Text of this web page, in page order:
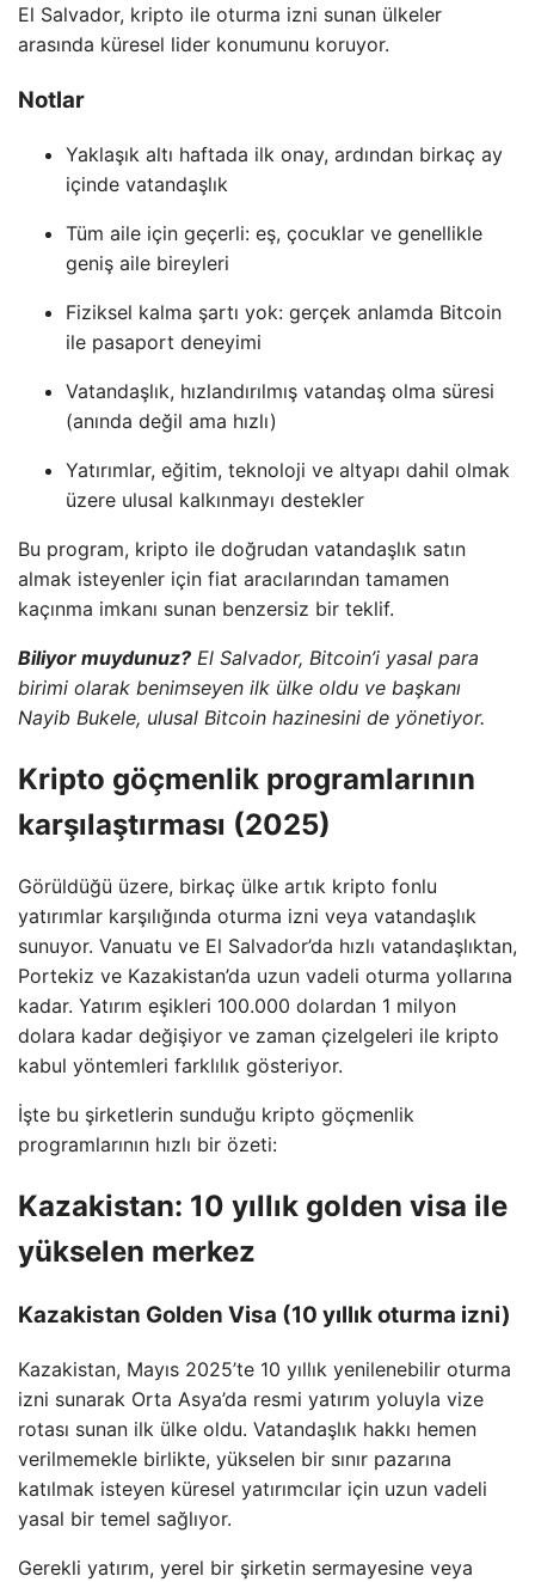
El Salvador, kripto ile oturma izni sunan ülkeler
arasında küresel lider konumunu koruyor.
Notlar
Yaklaşık altı haftada ilk onay, ardından birkaç ay
içinde vatandaşlık
Tüm aile için geçerli: eş, çocuklar ve genellikle
geniş aile bireyleri
Fiziksel kalma şartı yok: gerçek anlamda Bitcoin
ile pasaport deneyimi
Vatandaşlık, hızlandırılmış vatandaş olma süresi
(anında değil ama hızlı)
Yatırımlar, eğitim, teknoloji ve altyapı dahil olmak
üzere ulusal kalkınmayı destekler
Bu program, kripto ile doğrudan vatandaşlık satın
almak isteyenler için fiat aracılarından tamamen
kaçınma imkanı sunan benzersiz bir teklif.
Biliyor muydunuz? El Salvador, Bitcoin’i yasal para
birimi olarak benimseyen ilk ülke oldu ve başkanı
Nayib Bukele, ulusal Bitcoin hazinesini de yönetiyor.
Kripto göçmenlik programlarının
karşılaştırması (2025)
Görüldüğü üzere, birkaç ülke artık kripto fonlu
yatırımlar karşılığında oturma izni veya vatandaşlık
sunuyor. Vanuatu ve El Salvador’da hızlı vatandaşlıktan,
Portekiz ve Kazakistan’da uzun vadeli oturma yollarına
kadar. Yatırım eşikleri 100.000 dolardan 1 milyon
dolara kadar değişiyor ve zaman çizelgeleri ile kripto
kabul yöntemleri farklılık gösteriyor.
İşte bu şirketlerin sunduğu kripto göçmenlik
programlarının hızlı bir özeti:
Kazakistan: 10 yıllık golden visa ile
yükselen merkez
Kazakistan Golden Visa (10 yıllık oturma izni)
Kazakistan, Mayıs 2025’te 10 yıllık yenilenebilir oturma
izni sunarak Orta Asya’da resmi yatırım yoluyla vize
rotası sunan ilk ülke oldu. Vatandaşlık hakkı hemen
verilmemekle birlikte, yükselen bir sınır pazarına
katılmak isteyen küresel yatırımcılar için uzun vadeli
yasal bir temel sağlıyor.
Gerekli yatırım, yerel bir şirketin sermayesine veya